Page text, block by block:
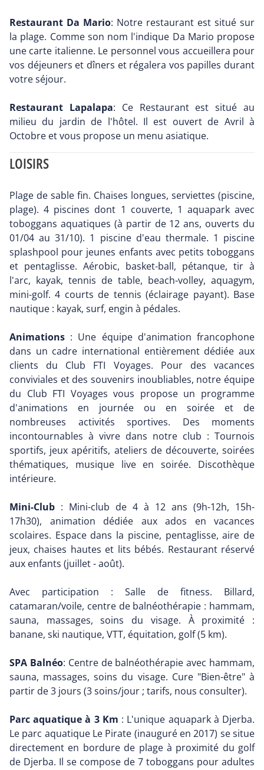
Restaurant Da Mario: Notre restaurant est situé sur
la plage. Comme son nom l'indique Da Mario propose
une carte italienne. Le personnel vous accueillera pour
vos déjeuners et dîners et régalera vos papilles durant
votre séjour.
Restaurant Lapalapa: Ce Restaurant est situé au
milieu du jardin de l'hôtel. Il est ouvert de Avril à
Octobre et vous propose un menu asiatique.
LOISIRS
Plage de sable fin. Chaises longues, serviettes (piscine,
plage). 4 piscines dont 1 couverte, 1 aquapark avec
toboggans aquatiques (à partir de 12 ans, ouverts du
01/04 au 31/10). 1 piscine d'eau thermale. 1 piscine
splashpool pour jeunes enfants avec petits toboggans
et pentaglisse. Aérobic, basket-ball, pétanque, tir à
l'arc, kayak, tennis de table, beach-volley, aquagym,
mini-golf. 4 courts de tennis (éclairage payant). Base
nautique : kayak, surf, engin à pédales.
Animations : Une équipe d'animation francophone
dans un cadre international entièrement dédiée aux
clients du Club FTI Voyages. Pour des vacances
conviviales et des souvenirs inoubliables, notre équipe
du Club FTI Voyages vous propose un programme
d'animations en journée ou en soirée et de
nombreuses activités sportives. Des moments
incontournables à vivre dans notre club : Tournois
sportifs, jeux apéritifs, ateliers de découverte, soirées
thématiques, musique live en soirée. Discothèque
intérieure.
Mini-Club : Mini-club de 4 à 12 ans (9h-12h, 15h-
17h30), animation dédiée aux ados en vacances
scolaires. Espace dans la piscine, pentaglisse, aire de
jeux, chaises hautes et lits bébés. Restaurant réservé
aux enfants (juillet - août).
Avec participation : Salle de fitness. Billard,
catamaran/voile, centre de balnéothérapie : hammam,
sauna, massages, soins du visage. À proximité :
banane, ski nautique, VTT, équitation, golf (5 km).
SPA Balnéo: Centre de balnéothérapie avec hammam,
sauna, massages, soins du visage. Cure "Bien-être" à
partir de 3 jours (3 soins/jour ; tarifs, nous consulter).
Parc aquatique à 3 Km : L'unique aquapark à Djerba.
Le parc aquatique Le Pirate (inauguré en 2017) se situe
directement en bordure de plage à proximité du golf
de Djerba. Il se compose de 7 toboggans pour adultes